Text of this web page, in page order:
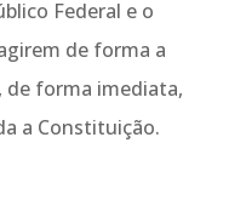
Federal e o
de forma a
de forma imediata,
a Constituição.